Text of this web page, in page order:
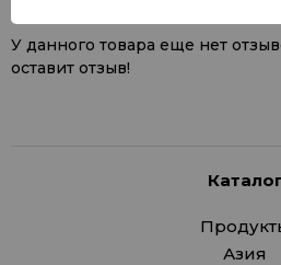
У данного товара еще нет
оставит отзыв!
Азия